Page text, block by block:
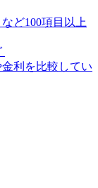
ど100項目以上
利を比較してい